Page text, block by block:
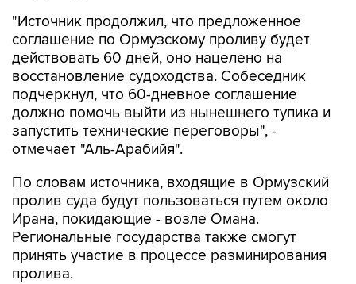
"Источник продолжил, что предложенное
соглашение по Ормузскому проливу будет
действовать 60 дней, оно нацелено на
восстановление судоходства. Собеседник
подчеркнул, что 60-дневное соглашение
должно помочь выйти из нынешнего тупика и
запустить технические переговоры", -
отмечает "Аль-Арабийя".
По словам источника, входящие в Ормузский
пролив суда будут пользоваться путем около
Ирана, покидающие - возле Омана.
Региональные государства также смогут
принять участие в процессе разминирования
пролива.